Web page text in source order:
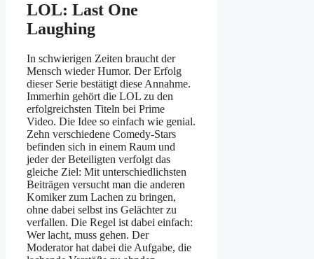
LOL: Last One
Laughing
In schwierigen Zeiten braucht der
Mensch wieder Humor. Der Erfolg
dieser Serie bestätigt diese Annahme.
Immerhin gehört die LOL zu den
erfolgreichsten Titeln bei Prime
Video. Die Idee so einfach wie genial.
Zehn verschiedene Comedy-Stars
befinden sich in einem Raum und
jeder der Beteiligten verfolgt das
gleiche Ziel: Mit unterschiedlichsten
Beiträgen versucht man die anderen
Komiker zum Lachen zu bringen,
ohne dabei selbst ins Gelächter zu
verfallen. Die Regel ist dabei einfach:
Wer lacht, muss gehen. Der
Moderator hat dabei die Aufgabe, die